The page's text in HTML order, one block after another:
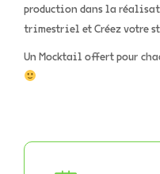
production dans la
trimestriel et Créez votre
Un Mocktail offert pour